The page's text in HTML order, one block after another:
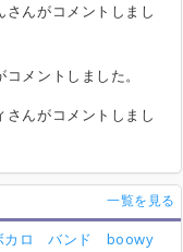
さんがコメントしまし
メントしました。
さんがコメントしまし
一覧を見る
カロ バンド
boowy